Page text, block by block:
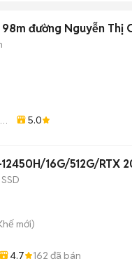
đường Nguyễn Thị
5.0
16G/512G/RTX
SSD
mới)
4.7 162 đã bán